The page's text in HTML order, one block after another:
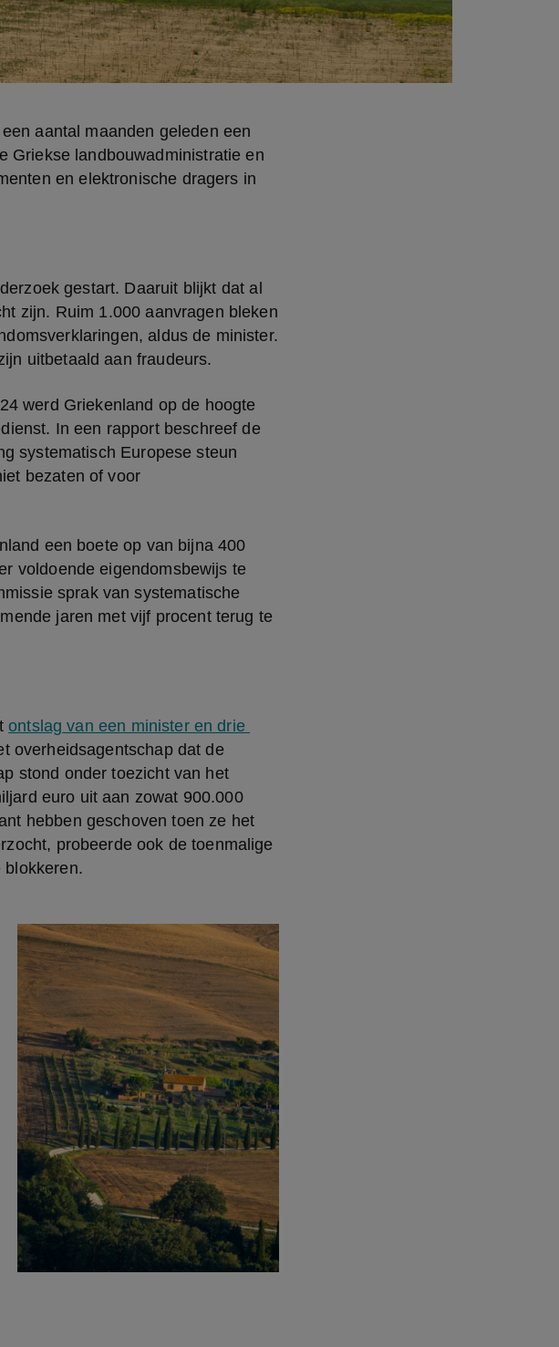
aantal maanden geleden een
Griekse landbouwadministratie en
en elektronische dragers in
gestart. Daaruit blijkt dat al
zijn. Ruim 1.000 aanvragen bleken
aldus de minister.
uitbetaald aan fraudeurs.
werd Griekenland op de hoogte
In een rapport beschreef de
systematisch Europese steun
bezaten of voor
een boete op van bijna 400
voldoende eigendomsbewijs te
sprak van systematische
jaren met vijf procent terug te
ontslag van een minister en drie
overheidsagentschap dat de
stond onder toezicht van het
euro uit aan zowat 900.000
hebben geschoven toen ze het
probeerde ook de toenmalige
blokkeren.